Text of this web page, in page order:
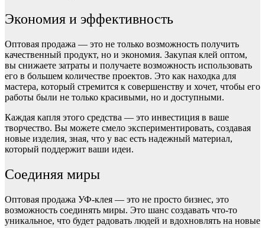
Экономия и эффективность
Оптовая продажа — это не только возможность получить
качественный продукт, но и экономия. Закупая клей оптом,
вы снижаете затраты и получаете возможность использовать
его в большем количестве проектов. Это как находка для
мастера, который стремится к совершенству и хочет, чтобы его
работы были не только красивыми, но и доступными.
Каждая капля этого средства — это инвестиция в ваше
творчество. Вы можете смело экспериментировать, создавая
новые изделия, зная, что у вас есть надежный материал,
который поддержит ваши идеи.
Соединяя миры
Оптовая продажа УФ-клея — это не просто бизнес, это
возможность соединять миры. Это шанс создавать что-то
уникальное, что будет радовать людей и вдохновлять на новые